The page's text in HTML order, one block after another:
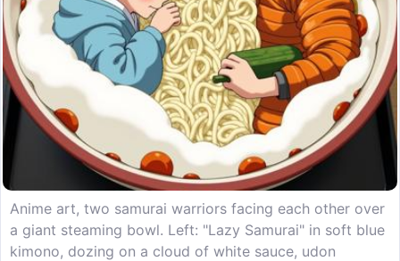
Anime art, two samurai warriors facing each other over
a giant steaming bowl. Left: "Lazy Samurai" in soft blue
kimono, dozing on a cloud of white sauce, udon